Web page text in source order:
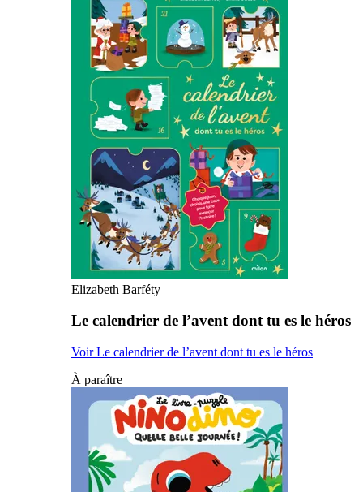
Elizabeth Barféty
Le calendrier de l’avent dont tu es le héros
Voir Le calendrier de l’avent dont tu es le héros
À paraître